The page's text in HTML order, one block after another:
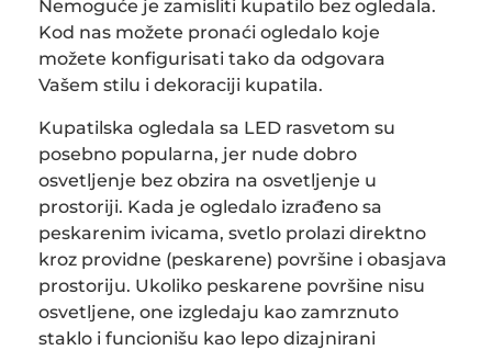
Nemoguće je zamisliti kupatilo bez ogledala.
Kod nas možete pronaći ogledalo koje
možete konfigurisati tako da odgovara
Vašem stilu i dekoraciji kupatila.
Kupatilska ogledala sa LED rasvetom su
posebno popularna, jer nude dobro
osvetljenje bez obzira na osvetljenje u
prostoriji. Kada je ogledalo izrađeno sa
peskarenim ivicama, svetlo prolazi direktno
kroz providne (peskarene) površine i obasjava
prostoriju. Ukoliko peskarene površine nisu
osvetljene, one izgledaju kao zamrznuto
staklo i funcionišu kao lepo dizajnirani